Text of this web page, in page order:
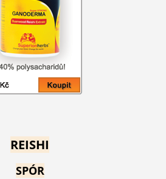
REISHI
SPÓR